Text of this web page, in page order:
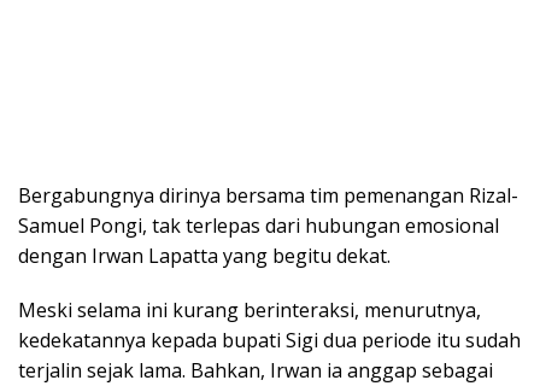
Bergabungnya dirinya bersama tim pemenangan Rizal-
Samuel Pongi, tak terlepas dari hubungan emosional
dengan Irwan Lapatta yang begitu dekat.
Meski selama ini kurang berinteraksi, menurutnya,
kedekatannya kepada bupati Sigi dua periode itu sudah
terjalin sejak lama. Bahkan, Irwan ia anggap sebagai